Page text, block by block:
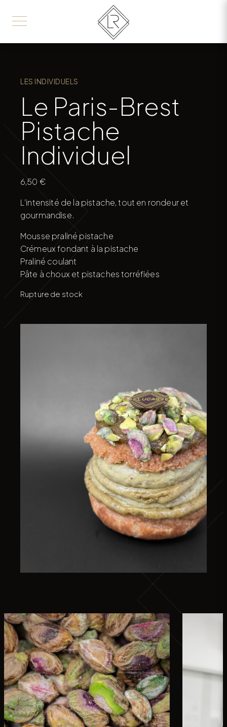
LES INDIVIDUELS
Le Paris-Brest
Pistache
Individuel
6,50 €
L’intensité de la pistache, tout en rondeur et
gourmandise.
Mousse praliné pistache
Crémeux fondant à la pistache
Praliné coulant
Pâte à choux et pistaches torréfiées
Rupture de stock